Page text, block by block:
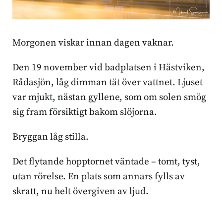
Morgonen viskar innan dagen vaknar.
Den 19 november vid badplatsen i Hästviken,
Rådasjön, låg dimman tät över vattnet. Ljuset
var mjukt, nästan gyllene, som om solen smög
sig fram försiktigt bakom slöjorna.
Bryggan låg stilla.
Det flytande hopptornet väntade – tomt, tyst,
utan rörelse. En plats som annars fylls av
skratt, nu helt övergiven av ljud.